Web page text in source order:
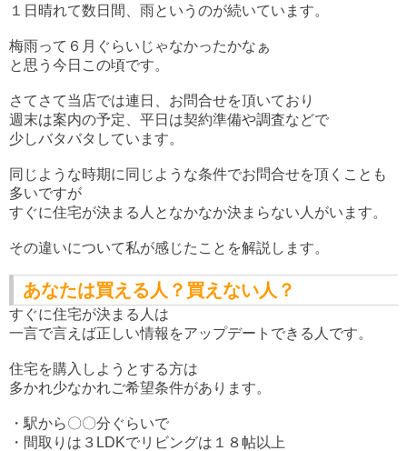
１日晴れて数日間、雨というのが続いています。
梅雨って６月ぐらいじゃなかったかなぁ
と思う今日この頃です。
さてさて当店では連日、お問合せを頂いており
週末は案内の予定、平日は契約準備や調査などで
少しバタバタしています。
同じような時期に同じような条件でお問合せを頂くことも
多いですが
すぐに住宅が決まる人となかなか決まらない人がいます。
その違いについて私が感じたことを解説します。
あなたは買える人？買えない人？
すぐに住宅が決まる人は
一言で言えば正しい情報をアップデートできる人です。
住宅を購入しようとする方は
多かれ少なかれご希望条件があります。
・駅から〇〇分ぐらいで
・間取りは３LDKでリビングは１８帖以上